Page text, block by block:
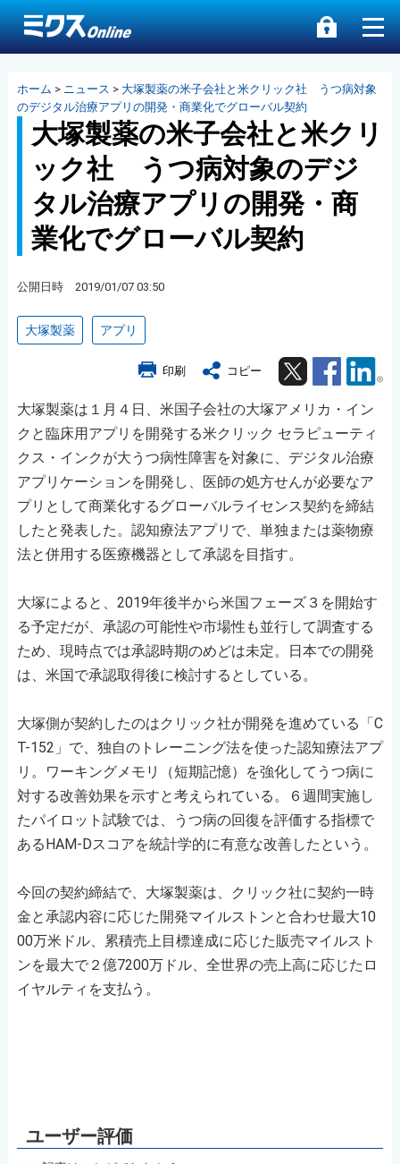
ホーム > ニュース > 大塚製薬の米子会社と米クリック社 うつ病対象
のデジタル治療アプリの開発・商業化でグローバル契約
大塚製薬の米子会社と米クリ
ック社 うつ病対象のデジ
タル治療アプリの開発・商
業化でグローバル契約
公開日時 2019/01/07 03:50
大塚製薬 アプリ
印刷 コピー Twitter Facebook
大塚製薬は１月４日、米国子会社の大塚アメリカ・イン
クと臨床用アプリを開発する米クリック セラピューティ
クス・インクが大うつ病性障害を対象に、デジタル治療
アプリケーションを開発し、医師の処方せんが必要なア
プリとして商業化するグローバルライセンス契約を締結
したと発表した。認知療法アプリで、単独または薬物療
法と併用する医療機器として承認を目指す。
大塚によると、2019年後半から米国フェーズ３を開始す
る予定だが、承認の可能性や市場性も並行して調査する
ため、現時点では承認時期のめどは未定。日本での開発
は、米国で承認取得後に検討するとしている。
大塚側が契約したのはクリック社が開発を進めている「C
T-152」で、独自のトレーニング法を使った認知療法アプ
リ。ワーキングメモリ（短期記憶）を強化してうつ病に
対する改善効果を示すと考えられている。６週間実施し
たパイロット試験では、うつ病の回復を評価する指標で
あるHAM-Dスコアを統計学的に有意な改善したという。
今回の契約締結で、大塚製薬は、クリック社に契約一時
金と承認内容に応じた開発マイルストンと合わせ最大10
00万米ドル、累積売上目標達成に応じた販売マイルスト
ンを最大で２億7200万ドル、全世界の売上高に応じたロ
イヤルティを支払う。